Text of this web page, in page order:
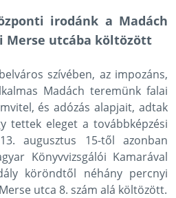
irodánk a Madách
Merse utcába költözött
szívében, az impozáns,
Madách teremünk falai
és adózás alapjait, adtak
tettek eleget a továbbképzési
augusztus 15-től azonban
Könyvvizsgálói Kamarával
köröndtől néhány percnyi
utca 8. szám alá költözött.